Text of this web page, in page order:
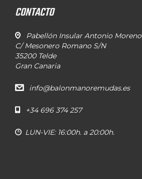
CONTACTO
Pabellón Insular Antonio Moreno
C/ Mesonero Romano S/N
35200 Telde
Gran Canaria
info@balonmanoremudas.es
+34 696 374 257
LUN-VIE: 16:00h. a 20:00h.